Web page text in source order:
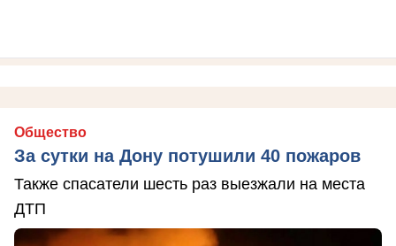
Общество
За сутки на Дону потушили 40 пожаров
Также спасатели шесть раз выезжали на места
ДТП